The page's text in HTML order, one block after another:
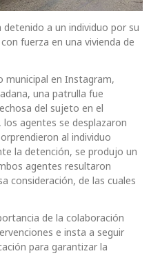
detenido a un individuo por su
fuerza en una vivienda de
municipal en Instagram,
una patrulla fue
del sujeto en el
agentes se desplazaron
al individuo
la detención, se produjo un
agentes resultaron
consideración, de las cuales
de la colaboración
e insta a seguir
para garantizar la